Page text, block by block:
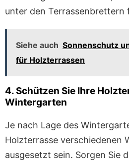
unter den Terrassenbrettern
Siehe auch Sonnenschutz
für Holzterrassen
4. Schützen Sie Ihre
Wintergarten
Je nach Lage des
Holzterrasse verschiedenen
ausgesetzt sein. Sorgen Sie